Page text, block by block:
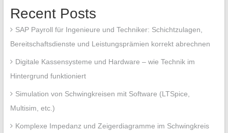
Recent Posts
SAP Payroll für Ingenieure und Techniker: Schichtzulagen,
Bereitschaftsdienste und Leistungsprämien korrekt abrechnen
Digitale Kassensysteme und Hardware – wie Technik im
Hintergrund funktioniert
Simulation von Schwingkreisen mit Software (LTSpice,
Multisim, etc.)
Komplexe Impedanz und Zeigerdiagramme im Schwingkreis